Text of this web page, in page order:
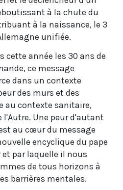
à la chute du
à la naissance, le 3
unifiée.
cette année les 30 ans de
ce message
dans un contexte
des murs et des
au contexte sanitaire,
l'Autre. Une peur d'autant
au cœur du message
encyclique du pape
par laquelle il nous
de tous horizons à
barrières mentales.